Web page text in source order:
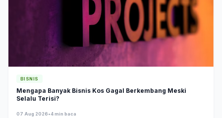
BISNIS
Mengapa Banyak Bisnis Kos Gagal Berkembang Meski
Selalu Terisi?
07 Aug 2026•4 min baca